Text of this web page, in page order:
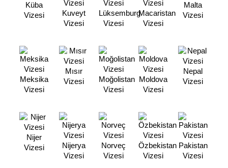
Küba
Vizesi
Kuveyt
Vizesi
Lüksemburg
Vizesi
Macaristan
Vizesi
Malta
Vizesi
Meksika
Vizesi
Mısır
Vizesi
Moğolistan
Vizesi
Moldova
Vizesi
Nepal
Vizesi
Nijer
Vizesi
Nijerya
Vizesi
Norveç
Vizesi
Özbekistan
Vizesi
Pakistan
Vizesi